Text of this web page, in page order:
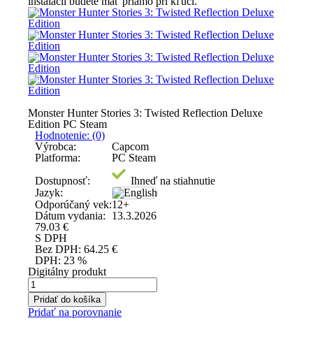
Monster Hunter Stories 3: Twisted Reflection Deluxe
Edition PC Steam
Hodnotenie: (0)
Výrobca:
Capcom
Platforma:
PC Steam
Dostupnosť:
Ihneď na stiahnutie
Jazyk:
Odporúčaný vek:12+
Dátum vydania:
13.3.2026
79.03 €
S DPH
Bez DPH: 64.25 €
DPH: 23 %
Digitálny produkt
Pridať do košíka
Pridať na porovnanie